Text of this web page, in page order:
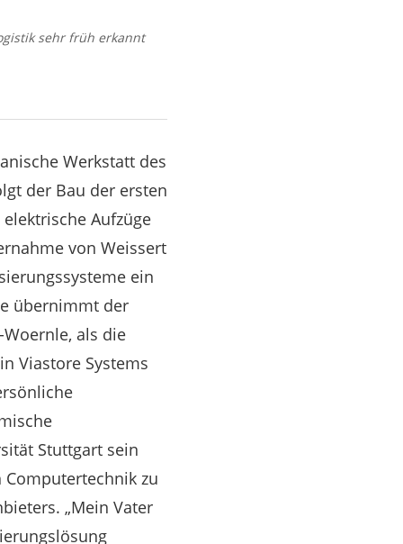
sehr früh erkannt
Werkstatt des
der Bau der ersten
Aufzüge
von Weissert
ein
übernimmt der
als die
Viastore Systems
Stuttgart sein
zu
„Mein Vater